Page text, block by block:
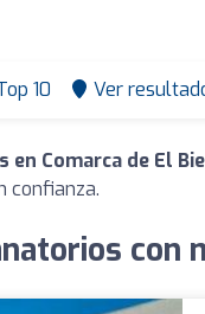
10 Ver
en Comarca de El
confianza.
con